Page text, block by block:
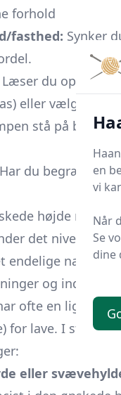
forhold
fasthed: Synker
Læser du op ad en
eller vælg et lidt
stå på bordet,
Har du begrænset
højde
det niveau,
endelige natbord.
og
ofte en
for lave. I stedet
eller
en
vi
Når
Se
dine